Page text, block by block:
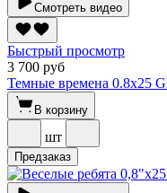
Смотреть видео
Быстрый просмотр
3 700 руб
Темные времена 0.8х25
В корзину
шт
Предзаказ